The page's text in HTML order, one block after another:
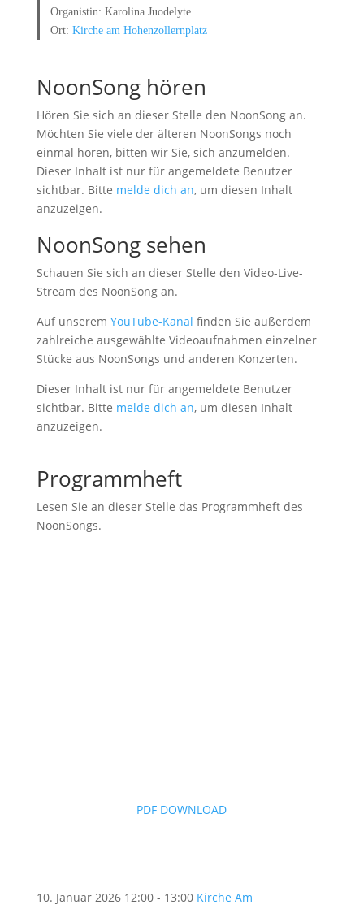
Organistin: Karolina Juodelyte
Ort:Kirche am Hohenzollernplatz
NoonSong hören
Hören Sie sich an dieser Stelle den NoonSong an.
Möchten Sie viele der älteren NoonSongs noch
einmal hören, bitten wir Sie, sich anzumelden.
Dieser Inhalt ist nur für angemeldete Benutzer
sichtbar. Bitte melde dich an, um diesen Inhalt
anzuzeigen.
NoonSong sehen
Schauen Sie sich an dieser Stelle den Video-Live-
Stream des NoonSong an.
Auf unserem YouTube-Kanal finden Sie außerdem
zahlreiche ausgewählte Videoaufnahmen einzelner
Stücke aus NoonSongs und anderen Konzerten.
Dieser Inhalt ist nur für angemeldete Benutzer
sichtbar. Bitte melde dich an, um diesen Inhalt
anzuzeigen.
Programmheft
Lesen Sie an dieser Stelle das Programmheft des
NoonSongs.
PDF DOWNLOAD
10. Januar 2026 12:00 - 13:00 Kirche Am